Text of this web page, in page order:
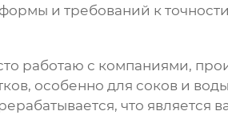
и требований к
работаю с компаниями,
особенно для соков и
что